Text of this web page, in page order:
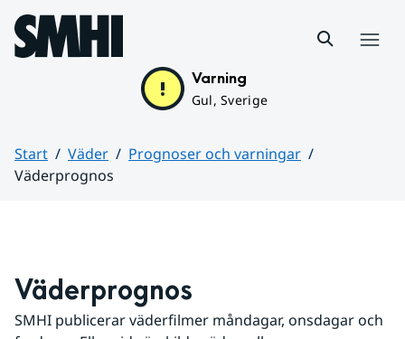
Hoppa till sidans innehåll
Varning
Gul, Sverige
Start Väder
Prognoser och varningar
Väderprognos
Väderprognos
SMHI publicerar väderfilmer måndagar, onsdagar och